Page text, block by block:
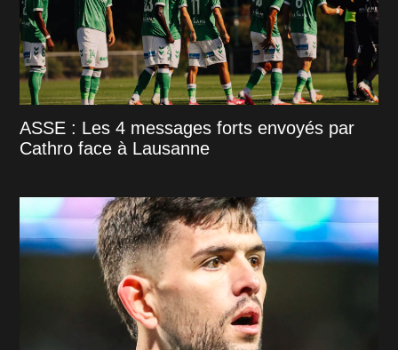
ASSE : Les 4 messages forts envoyés par
Cathro face à Lausanne